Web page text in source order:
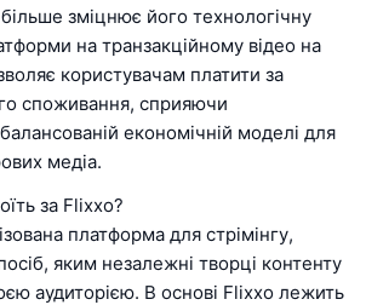
зміцнює його технологічну
на транзакційному відео на
користувачам платити за
споживання, сприяючи
економічній моделі для
медіа.
за Flixxo?
платформа для стрімінгу,
яким незалежні творці контенту
аудиторією. В основі Flixxo лежить